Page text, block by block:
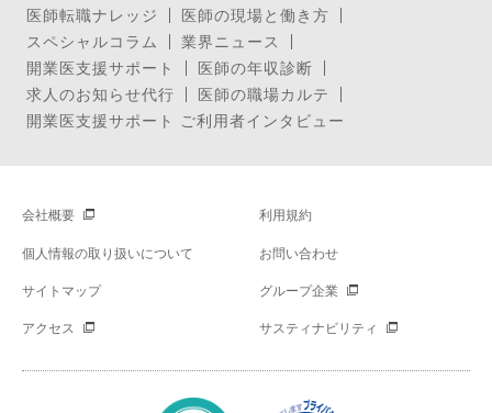
医師転職ナレッジ
医師の現場と働き方
スペシャルコラム
業界ニュース
開業医支援サポート
医師の年収診断
求人のお知らせ代行
医師の職場カルテ
開業医支援サポート ご利用者インタビュー
会社概要 利用規約
個人情報の取り扱いについて お問い合わせ
サイトマップ グループ企業
アクセス サスティナビリティ